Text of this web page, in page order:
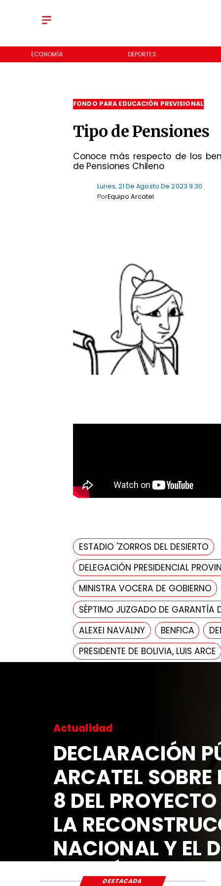
ECONOMÍA DEPORTES
Tipo de Pensiones
Conoce más respecto de los
de Pensiones Chileno
FONDO PARA EDUCACIÓN PREVISIONAL
Lunes, 21 De Agosto De 2023 9:30
Equipo Arcatel
Por
ESTADIO 'ZORROS DEL DESIERTO
DELEGACIÓN PRESIDENCIAL
MINISTRA VOCERA DE GOBIERNO
SÉPTIMO JUZGADO DE GARANTÍA
ALEXEI NAVALNY
BENFICA
PRESIDENTE DE BOLIVIA, LUIS ARCE
Actualidad
DECLARACIÓN
ARCATEL SOBRE
8 DEL
LA
NACIONAL Y EL
ECONÓMICO Y
DESTACADA